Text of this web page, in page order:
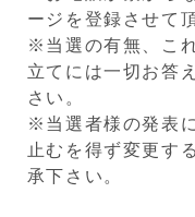
ージを登録させて
※当選の有無、こ
立てには一切お答
さい。
※当選者様の発表
止むを得ず変更す
承下さい。